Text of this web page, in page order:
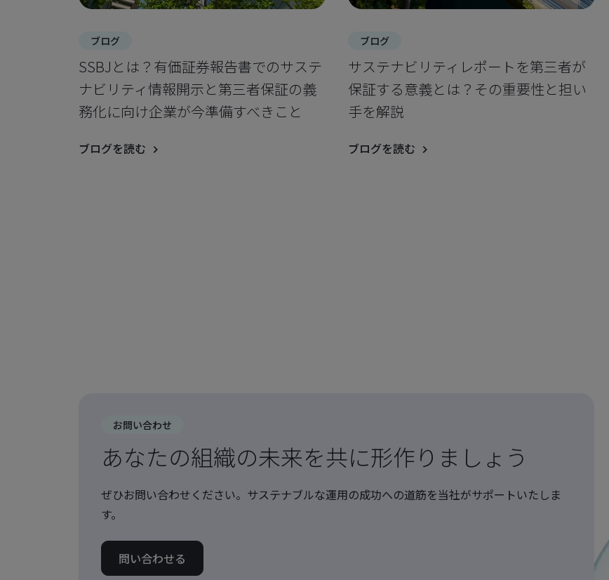
ブログ
SSBJとは？有価証券報告書でのサステ
ナビリティ情報開示と第三者保証の義
務化に向け企業が今準備すべきこと
ブログを読む
ブログ
サステナビリティレポートを第三者が
保証する意義とは？その重要性と担い
手を解説
ブログを読む
お問い合わせ
あなたの組織の未来を共に形作りましょう
ぜひお問い合わせください。サステナブルな運用の成功への道筋を当社がサポートいたしま
す。
問い合わせる